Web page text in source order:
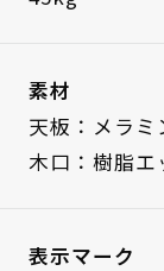
素材
天板：メラミ
木口：樹脂エ
表示マーク